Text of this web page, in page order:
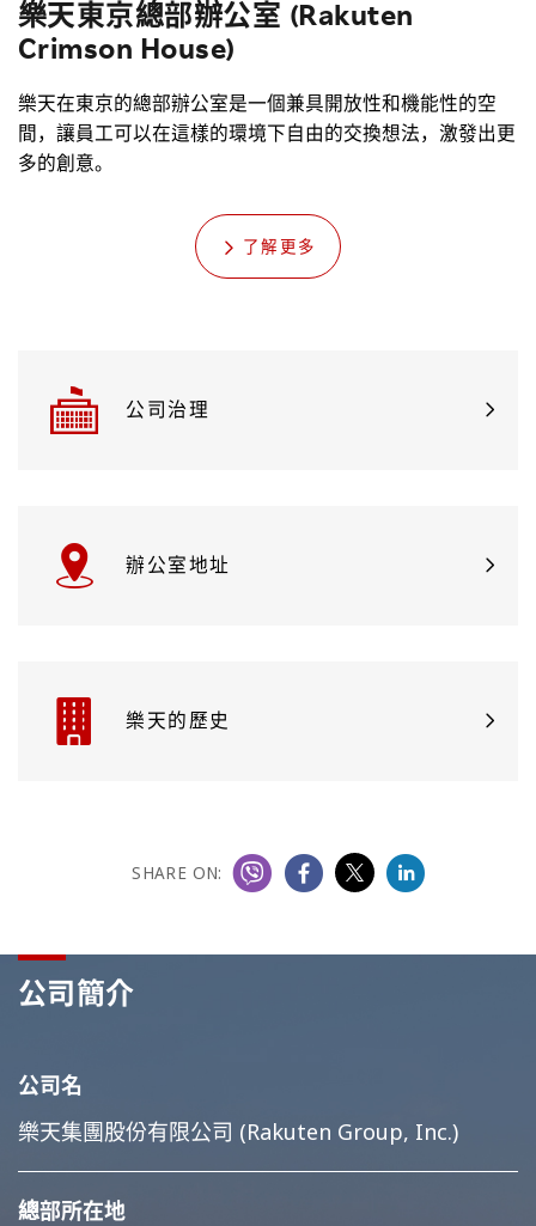
樂天東京總部辦公室 (Rakuten
Crimson House)
樂天在東京的總部辦公室是一個兼具開放性和機能性的空
間，讓員工可以在這樣的環境下自由的交換想法，激發出更
多的創意。
了解更多
公司治理
辦公室地址
樂天的歷史
SHARE ON:
公司簡介
公司名
樂天集團股份有限公司 (Rakuten Group, Inc.)
總部所在地